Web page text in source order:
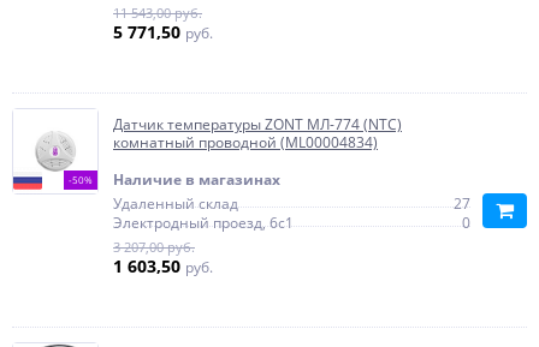
11 543,00 руб.
5 771,50 руб.
-50%
Датчик температуры ZONT МЛ-774 (NTC)
комнатный проводной (ML00004834)
Наличие в магазинах
Удаленный склад
27
Электродный проезд, 6с1
0
3 207,00 руб.
1 603,50 руб.